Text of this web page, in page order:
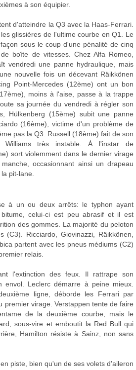
à son équipier.
d'atteindre la Q3 avec la Haas-Ferrari.
glissières de l'ultime courbe en Q1. Le
sous le coup d'une pénalité de cinq
boîte de vitesses. Chez Alfa Romeo,
vendredi une panne hydraulique, mais
nouvelle fois un décevant Räikkönen
Point-Mercedes (12ème) ont un bon
moins à l'aise, passe à la trappe
sa journée du vendredi à régler son
Hülkenberg (15ème) subit une panne
(16ème), victime d'un problème de
pas la Q3. Russell (18ème) fait de son
très instable. À l'instar de
sort violemment dans le dernier virage
occasionnant ainsi un drapeau
pit-lane.
à un ou deux arrêts: le typhon ayant
celui-ci est peu abrasif et il est
des gommes. La majorité du peloton
(C3). Ricciardo, Giovinazzi, Räikkönen,
partent avec les pneus médiums (C2)
relais.
l'extinction des feux. Il rattrape son
envol. Leclerc démarre à peine mieux.
ligne, déborde les Ferrari par
premier virage. Verstappen tente de faire
de la deuxième courbe, mais le
sous-vire et emboutit la Red Bull qui
Hamilton résiste à Sainz, non sans
piste, bien qu'un de ses volets d'aileron